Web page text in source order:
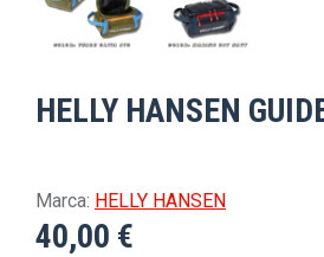
HELLY HANSEN
Marca: HELLY HANSEN
40,00 €